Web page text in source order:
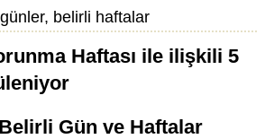
belirli haftalar
Haftası ile ilişkili 5
Gün ve Haftalar